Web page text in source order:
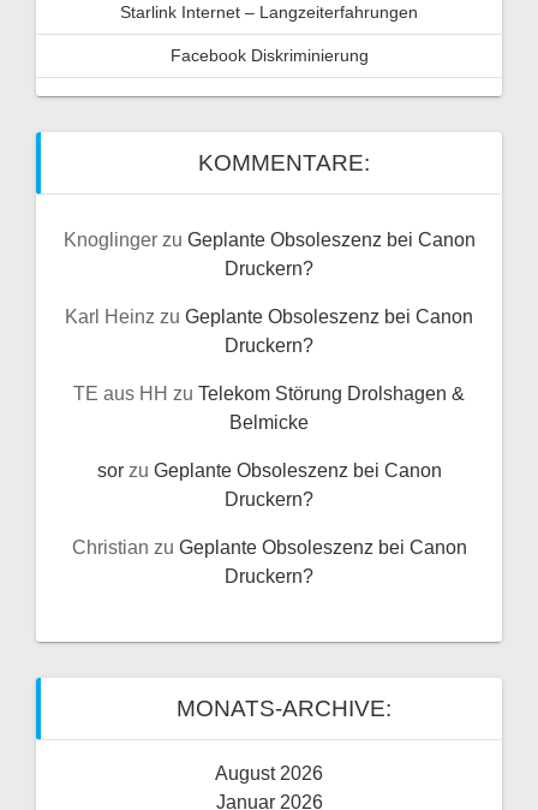
Starlink Internet – Langzeiterfahrungen
Facebook Diskriminierung
KOMMENTARE:
Knoglingerzu Geplante Obsoleszenz bei Canon
Druckern?
Karl Heinz zu Geplante Obsoleszenz bei Canon
Druckern?
TE aus HH zu Telekom Störung Drolshagen &
Belmicke
sorzu Geplante Obsoleszenz bei Canon
Druckern?
Christian zu Geplante Obsoleszenz bei Canon
Druckern?
MONATS-ARCHIVE:
August 2026
Januar 2026